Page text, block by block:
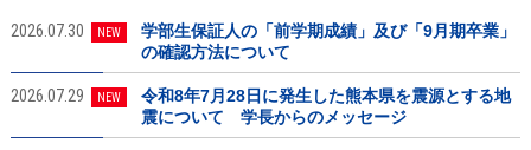
2026.07.30 NEW
学部生保証人の「前学期成績」及び「9月期卒業」
の確認方法について
2026.07.29 NEW
令和8年7月28日に発生した熊本県を震源とする地
震について 学長からのメッセージ